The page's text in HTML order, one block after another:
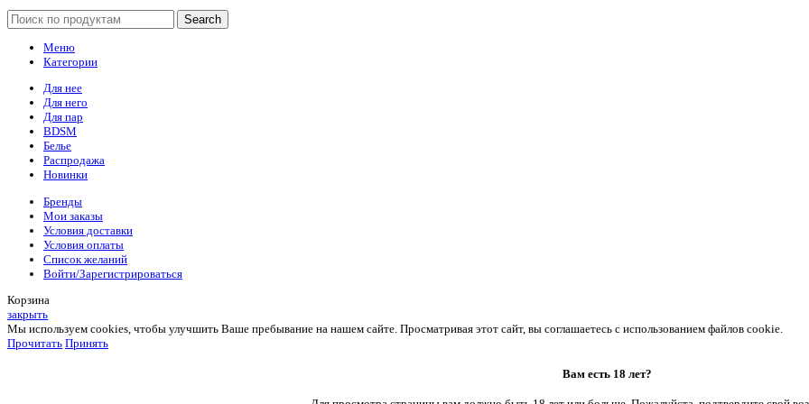
Search
Меню
Категории
Для нее
Для него
Для пар
BDSM
Белье
Распродажа
Новинки
Бренды
Мои заказы
Условия доставки
Условия оплаты
Список желаний
Войти/Зарегистрироваться
Корзина
закрыть
Мы используем cookies, чтобы улучшить Ваше пребывание на нашем сайте. Просматривая этот сайт, вы соглашаетесь с использованием файлов cookie.
Прочитать Принять
Вам есть 18 лет?